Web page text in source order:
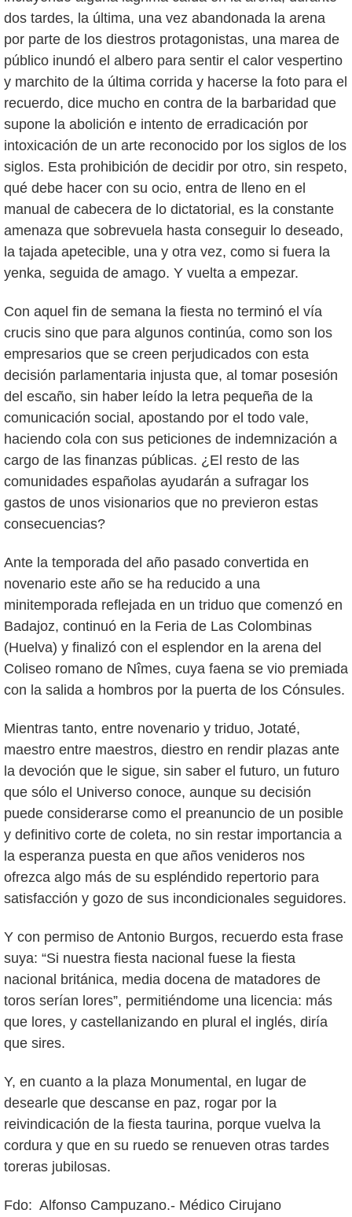
dos tardes, la última, una vez abandonada la arena
por parte de los diestros protagonistas, una marea de
público inundó el albero para sentir el calor vespertino
y marchito de la última corrida y hacerse la foto para el
recuerdo, dice mucho en contra de la barbaridad que
supone la abolición e intento de erradicación por
intoxicación de un arte reconocido por los siglos de los
siglos. Esta prohibición de decidir por otro, sin respeto,
qué debe hacer con su ocio, entra de lleno en el
manual de cabecera de lo dictatorial, es la constante
amenaza que sobrevuela hasta conseguir lo deseado,
la tajada apetecible, una y otra vez, como si fuera la
yenka, seguida de amago. Y vuelta a empezar.
Con aquel fin de semana la fiesta no terminó el vía
crucis sino que para algunos continúa, como son los
empresarios que se creen perjudicados con esta
decisión parlamentaria injusta que, al tomar posesión
del escaño, sin haber leído la letra pequeña de la
comunicación social, apostando por el todo vale,
haciendo cola con sus peticiones de indemnización a
cargo de las finanzas públicas. ¿El resto de las
comunidades españolas ayudarán a sufragar los
gastos de unos visionarios que no previeron estas
consecuencias?
Ante la temporada del año pasado convertida en
novenario este año se ha reducido a una
minitemporada reflejada en un triduo que comenzó en
Badajoz, continuó en la Feria de Las Colombinas
(Huelva) y finalizó con el esplendor en la arena del
Coliseo romano de Nîmes, cuya faena se vio premiada
con la salida a hombros por la puerta de los Cónsules.
Mientras tanto, entre novenario y triduo, Jotaté,
maestro entre maestros, diestro en rendir plazas ante
la devoción que le sigue, sin saber el futuro, un futuro
que sólo el Universo conoce, aunque su decisión
puede considerarse como el preanuncio de un posible
y definitivo corte de coleta, no sin restar importancia a
la esperanza puesta en que años venideros nos
ofrezca algo más de su espléndido repertorio para
satisfacción y gozo de sus incondicionales seguidores.
Y con permiso de Antonio Burgos, recuerdo esta frase
suya: “Si nuestra fiesta nacional fuese la fiesta
nacional británica, media docena de matadores de
toros serían lores”, permitiéndome una licencia: más
que lores, y castellanizando en plural el inglés, diría
que sires.
Y, en cuanto a la plaza Monumental, en lugar de
desearle que descanse en paz, rogar por la
reivindicación de la fiesta taurina, porque vuelva la
cordura y que en su ruedo se renueven otras tardes
toreras jubilosas.
Fdo: Alfonso Campuzano.- Médico Cirujano